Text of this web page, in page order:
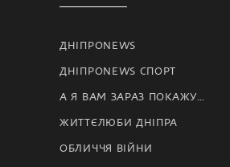
ДНІПРОNEWS
ДНІПРОNEWS СПОРТ
А Я ВАМ ЗАРАЗ ПОКАЖУ…
ЖИТТЄЛЮБИ ДНІПРА
ОБЛИЧЧЯ ВІЙНИ